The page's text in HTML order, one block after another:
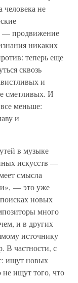
не
— продвижение
никаких
теперь еще
сквозь
и
сметливых. И
меньше:
и
в музыке
искусств —
смысла
— это уже
новых
много
и в других
источнику
В частности, с
ищут новых
не ищут того, что